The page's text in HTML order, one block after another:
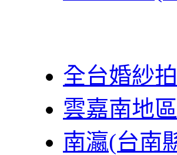
全台婚紗
雲嘉南地
南瀛(台南